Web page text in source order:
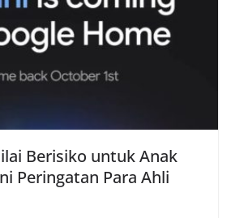
Berisiko untuk Anak
Peringatan Para Ahli